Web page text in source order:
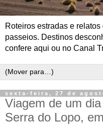
Roteiros estradas e
passeios. Destinos
confere aqui ou no Canal
sexta-feira, 27 de
Viagem de um
Serra do Lopo,